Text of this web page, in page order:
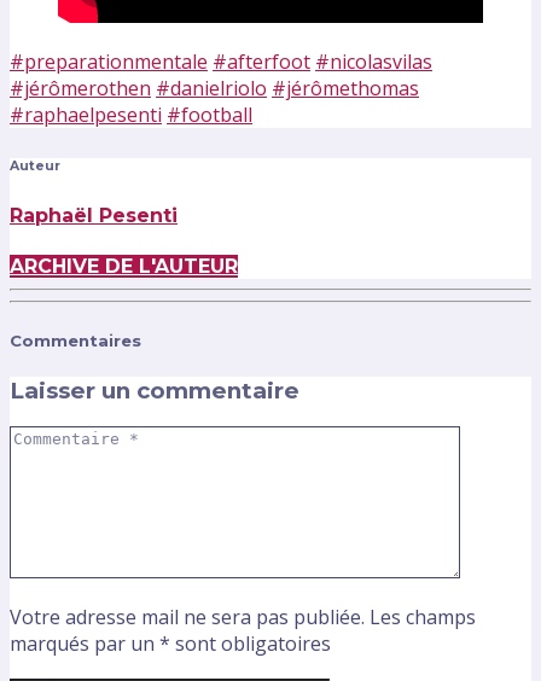
#preparationmentale #afterfoot #nicolasvilas
#jérômerothen #danielriolo #jérômethomas
#raphaelpesenti #football
Auteur
Raphaël Pesenti
ARCHIVE DE L'AUTEUR
Commentaires
Laisser un commentaire
Votre adresse mail ne sera pas publiée. Les champs
marqués par un * sont obligatoires